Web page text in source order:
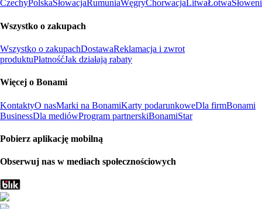
CzechyPolskaSłowacjaRumuniaWęgryChorwacjaLitwaŁotwa
Wszystko o zakupach
Wszystko o zakupachDostawaReklamacja i zwrot
produktuPłatnośćJak działają rabaty
Więcej o Bonami
KontaktyO nasMarki na BonamiKarty podarunkoweDla firmBonami
BusinessDla mediówProgram partnerskiBonamiStar
Pobierz aplikację mobilną
Obserwuj nas w mediach społecznościowych